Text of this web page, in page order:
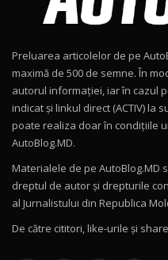
Noul
15:22
Mercedes-
Drive
16:27
11
Noul Volvo
12
Noul MG
16:48
Preluarea articolelor de pe
maximă de 500 de semne. În
autorul informației, iar în cazul
indicat și linkul direct (ACTIV) la
poate realiza doar în condițiile
AutoBlog.MD.
Materialele de pe AutoBlog.MD
dreptul de autor și drepturile
al Jurnalistului din Republica
De către cititori, like-urile şi